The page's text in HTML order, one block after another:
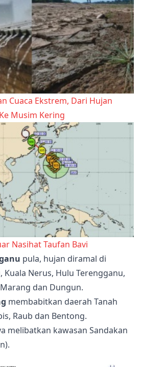
Cuaca Ekstrem, Dari Hujan
Musim Kering
Nasihat Taufan Bavi
pula, hujan diramal di
Kuala Nerus, Hulu Terengganu,
dan Dungun.
membabitkan daerah Tanah
Raub dan Bentong.
melibatkan kawasan Sandakan